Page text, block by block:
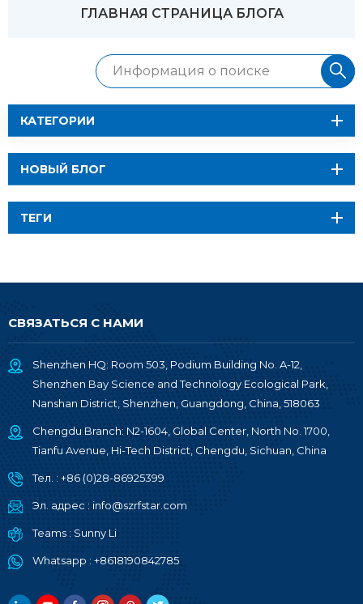
ГЛАВНАЯ СТРАНИЦА БЛОГА
КАТЕГОРИИ
НОВЫЙ БЛОГ
ТЕГИ
СВЯЗАТЬСЯ С НАМИ
Shenzhen HQ: Room 503, Podium Building No. A-12,
Shenzhen Bay Science and Technology Ecological Park,
Nanshan District, Shenzhen, Guangdong, China, 518063
Chengdu Branch: N2-1604, Global Center, North No. 1700,
Tianfu Avenue, Hi-Tech District, Chengdu, Sichuan, China
Тел. : +86 (0)28-86925399
Эл. адрес : info@szrfstar.com
Teams : Sunny Li
Whatsapp : +8618190842785